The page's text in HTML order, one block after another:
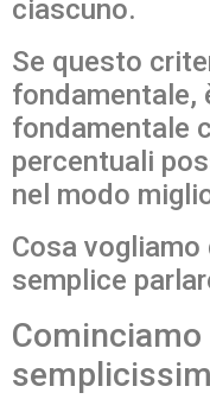
ciascuno.
Se questo
fondamentale,
fondamentale
percentuali
nel modo
Cosa vogliamo
semplice